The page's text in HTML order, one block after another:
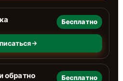
Бесплатно
обратно Бесплатно